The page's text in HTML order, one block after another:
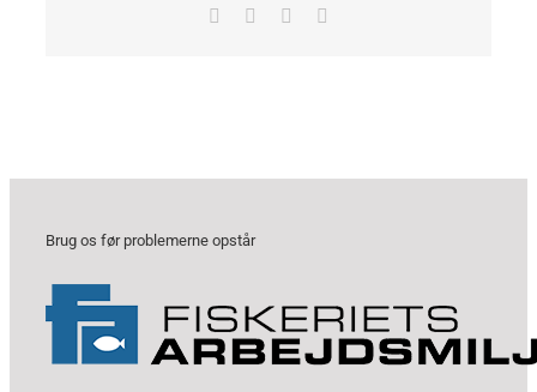
Facebook LinkedIn
Brug os før problemerne opstår